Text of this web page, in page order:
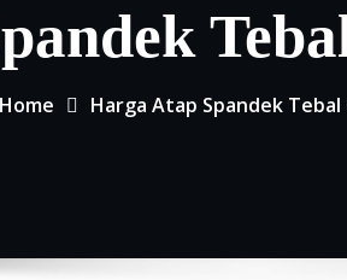
Home Harga Atap Spandek Tebal